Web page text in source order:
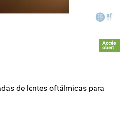
Accés
obert
de lentes oftálmicas para